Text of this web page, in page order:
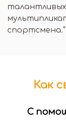
спортсмена."
Как
С